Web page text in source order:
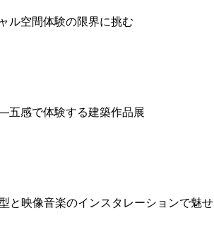
ル空間体験の限界に挑む
五感で体験する建築作品展
と映像音楽のインスタレーションで魅